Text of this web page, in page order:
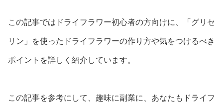
この記事ではドライフラワー初心者の方向けに、「グリセ
リン」を使ったドライフラワーの作り方や気をつけるべき
ポイントを詳しく紹介しています。
この記事を参考にして、趣味に副業に、あなたもドライフ